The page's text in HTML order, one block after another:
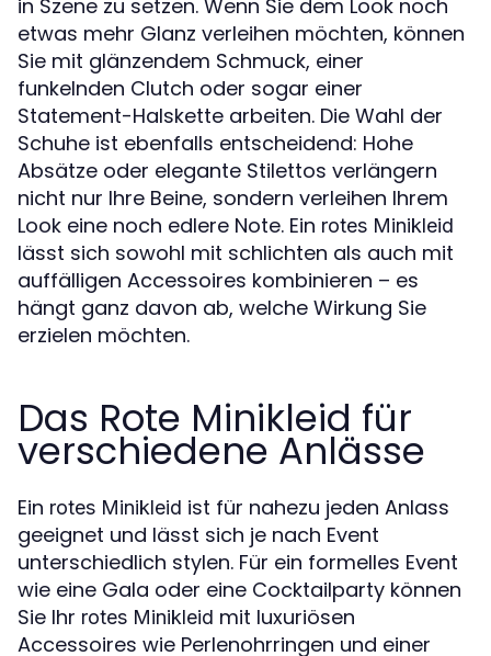
in Szene zu setzen. Wenn Sie dem Look noch
etwas mehr Glanz verleihen möchten, können
Sie mit glänzendem Schmuck, einer
funkelnden Clutch oder sogar einer
Statement-Halskette arbeiten. Die Wahl der
Schuhe ist ebenfalls entscheidend: Hohe
Absätze oder elegante Stilettos verlängern
nicht nur Ihre Beine, sondern verleihen Ihrem
Look eine noch edlere Note. Ein rotes Minikleid
lässt sich sowohl mit schlichten als auch mit
auffälligen Accessoires kombinieren – es
hängt ganz davon ab, welche Wirkung Sie
erzielen möchten.
Das Rote Minikleid für
verschiedene Anlässe
Ein rotes Minikleid ist für nahezu jeden Anlass
geeignet und lässt sich je nach Event
unterschiedlich stylen. Für ein formelles Event
wie eine Gala oder eine Cocktailparty können
Sie Ihr rotes Minikleid mit luxuriösen
Accessoires wie Perlenohrringen und einer